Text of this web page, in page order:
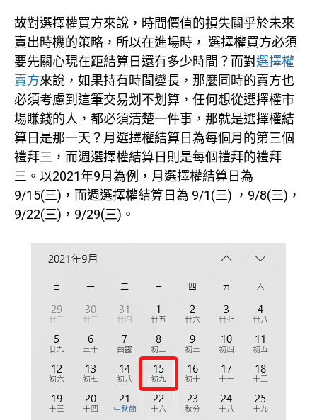
故對選擇權買方來說，時間價值的損失關乎於未來
賣出時機的策略，所以在進場時， 選擇權買方必須
要先關心現在距結算日還有多少時間？而對選擇權
賣方來說，如果持有時間變長，那麼同時的賣方也
必須考慮到這筆交易划不划算，任何想從選擇權市
場賺錢的人，都必須清楚一件事，那就是選擇權結
算日是那一天？月選擇權結算日為每個月的第三個
禮拜三，而週選擇權結算日則是每個禮拜的禮拜
三。以2021年9月為例，月選擇權結算日為
9/15(三)，而週選擇權結算日為 9/1(三) ，9/8(三)，
9/22(三)，9/29(三)。